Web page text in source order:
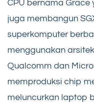
CPU bernama Grace
juga membangun
superkomputer
menggunakan
Qualcomm dan
memproduksi chip
meluncurkan laptop